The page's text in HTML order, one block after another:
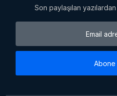
Son paylaşılan
Abone